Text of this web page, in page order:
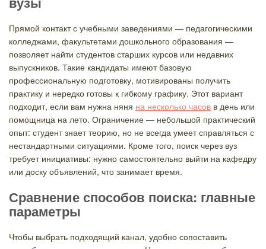
Прямой контакт с учебными заведениями — педагогическими
колледжами, факультетами дошкольного образования —
позволяет найти студентов старших курсов или недавних
выпускников. Такие кандидаты имеют базовую
профессиональную подготовку, мотивированы получить
практику и нередко готовы к гибкому графику. Этот вариант
подходит, если вам нужна няня на несколько часов в день или
помощница на лето. Ограничение — небольшой практический
опыт: студент знает теорию, но не всегда умеет справляться с
нестандартными ситуациями. Кроме того, поиск через вуз
требует инициативы: нужно самостоятельно выйти на кафедру
или доску объявлений, что занимает время.
Сравнение способов поиска: главные
параметры
Чтобы выбрать подходящий канал, удобно сопоставить